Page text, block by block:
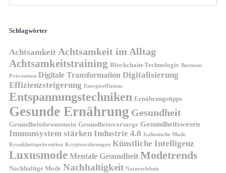
Schlagwörter
Achtsamkeit Achtsamkeit im Alltag
Achtsamkeitstraining Blockchain-Technologie Burnout-
Prävention Digitale Transformation Digitalisierung
Effizienzsteigerung Energieeffizienz
Entspannungstechniken Ernährungstipps
Gesunde Ernährung Gesundheit
Gesundheitsbewusstsein Gesundheitsvorsorge Gesundheitswesen
Immunsystem stärken Industrie 4.0 Italienische Mode
Krankheitsprävention Kryptowährungen Künstliche Intelligenz
Luxusmode Mentale Gesundheit Modetrends
Nachhaltige Mode Nachhaltigkeit Naturerlebnis